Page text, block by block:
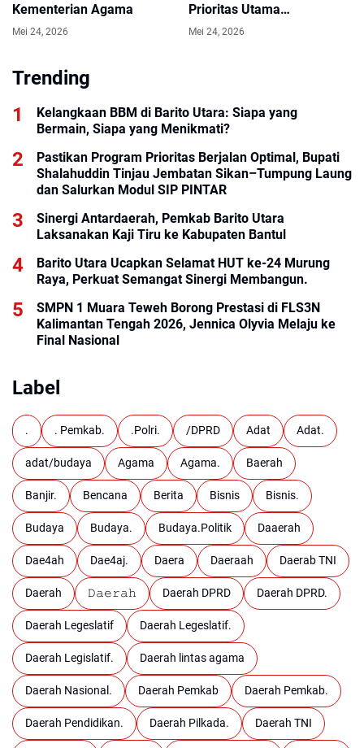
Kementerian Agama
Mei 24, 2026
Prioritas Utama
Pembangunan di Murung
Mei 24, 2026
Trending
Kelangkaan BBM di Barito Utara: Siapa yang
Bermain, Siapa yang Menikmati?
Pastikan Program Prioritas Berjalan Optimal, Bupati
Shalahuddin Tinjau Jembatan Sikan–Tumpung Laung
dan Salurkan Modul SIP PINTAR
Sinergi Antardaerah, Pemkab Barito Utara
Laksanakan Kaji Tiru ke Kabupaten Bantul
Barito Utara Ucapkan Selamat HUT ke-24 Murung
Raya, Perkuat Semangat Sinergi Membangun.
SMPN 1 Muara Teweh Borong Prestasi di FLS3N
Kalimantan Tengah 2026, Jennica Olyvia Melaju ke
Final Nasional
Label
. . Pemkab. .Polri. /DPRD Adat Adat.
adat/budaya Agama Agama. Baerah
Banjir. Bencana Berita Bisnis Bisnis.
Budaya Budaya. Budaya.Politik Daaerah
Dae4ah Dae4aj. Daera Daeraah Daerab TNI
Daerah 𝙳𝚊𝚎𝚛𝚊𝚑 Daerah DPRD Daerah DPRD.
Daerah Legeslatif Daerah Legeslatif.
Daerah Legislatif. Daerah lintas agama
Daerah Nasional. Daerah Pemkab Daerah Pemkab.
Daerah Pendidikan. Daerah Pilkada. Daerah TNI